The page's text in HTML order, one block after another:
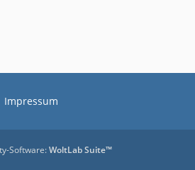
Impressum
Software:WoltLab Suite™